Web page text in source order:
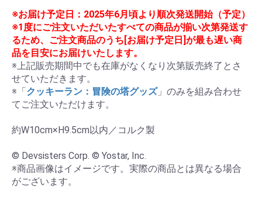
※お届け予定日：2025年6月頃より順次発送開始（予定）
※1度にご注文いただいたすべての商品が揃い次第発送す
るため、ご注文商品のうち[お届け予定日]が最も遅い商
品を目安にお届けいたします。
※上記販売期間中でも在庫がなくなり次第販売終了とさ
せていただきます。
※「クッキーラン：冒険の塔グッズ」のみを組み合わせ
てご注文いただけます。
約W10cm×H9.5cm以内／コルク製
© Devsisters Corp. © Yostar, Inc.
※商品画像はイメージです。実際の商品とは異なる場合
がございます。